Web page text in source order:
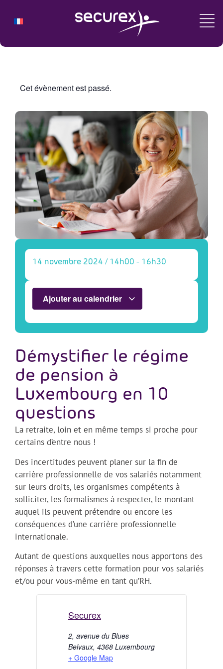
Cet évènement est passé.
14 novembre 2024 / 14h00 - 16h30
Ajouter au calendrier
Démystifier le régime
de pension à
Luxembourg en 10
questions
La retraite, loin et en même temps si proche pour
certains d’entre nous !
Des incertitudes peuvent planer sur la fin de
carrière professionnelle de vos salariés notamment
sur leurs droits, les organismes compétents à
solliciter, les formalismes à respecter, le montant
auquel ils peuvent prétendre ou encore les
conséquences d’une carrière professionnelle
internationale.
Autant de questions auxquelles nous apportons des
réponses à travers cette formation pour vos salariés
et/ou pour vous-même en tant qu’RH.
Securex
2, avenue du Blues
Belvaux, 4368 Luxembourg
+ Google Map